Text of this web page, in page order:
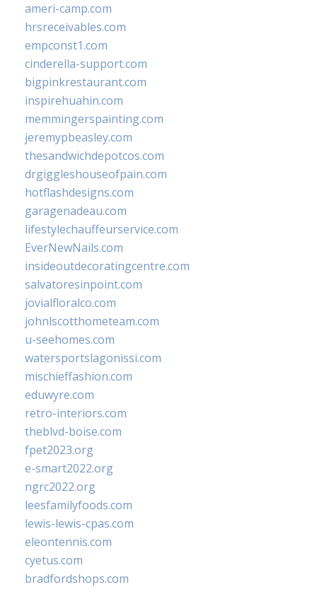
ameri-camp.com
hrsreceivables.com
empconst1.com
cinderella-support.com
bigpinkrestaurant.com
inspirehuahin.com
memmingerspainting.com
jeremypbeasley.com
thesandwichdepotcos.com
drgiggleshouseofpain.com
hotflashdesigns.com
garagenadeau.com
lifestylechauffeurservice.com
EverNewNails.com
insideoutdecoratingcentre.com
salvatoresinpoint.com
jovialfloralco.com
johnlscotthometeam.com
u-seehomes.com
watersportslagonissi.com
mischieffashion.com
eduwyre.com
retro-interiors.com
theblvd-boise.com
fpet2023.org
e-smart2022.org
ngrc2022.org
leesfamilyfoods.com
lewis-lewis-cpas.com
eleontennis.com
cyetus.com
bradfordshops.com